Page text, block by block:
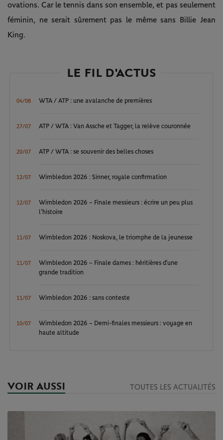
ovations. Car le tennis dans son ensemble, et pas seulement
féminin, ne serait sûrement pas le même sans Billie Jean
King.
LE FIL D'ACTUS
04/08 WTA / ATP : une avalanche de premières
27/07 ATP / WTA : Van Assche et Tagger, la relève couronnée
20/07 ATP / WTA : se souvenir des belles choses
12/07 Wimbledon 2026 : Sinner, royale confirmation
12/07
Wimbledon 2026 – Finale messieurs : écrire un peu plus
l’histoire
11/07 Wimbledon 2026 : Noskova, le triomphe de la jeunesse
11/07
Wimbledon 2026 – Finale dames : héritières d’une
grande tradition
11/07 Wimbledon 2026 : sans conteste
10/07
Wimbledon 2026 – Demi-finales messieurs : voyage en
haute altitude
VOIR AUSSI TOUTES LES ACTUALITÉS